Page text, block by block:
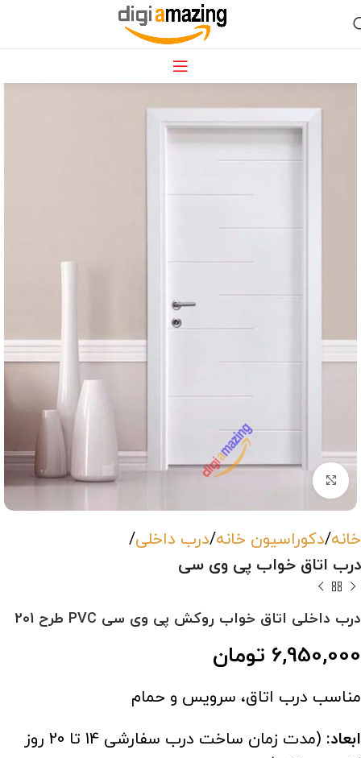
بزرگنمایی تصویر
خانه دکوراسیون خانه درب داخلی
درب اتاق خواب پی وی سی
درب داخلی اتاق خواب روکش پی وی سی PVC طرح 201
6,950,000 تومان
مناسب درب اتاق، سرویس و حمام
ابعاد:
(مدت زمان ساخت درب سفارشی 14 تا 20 روز